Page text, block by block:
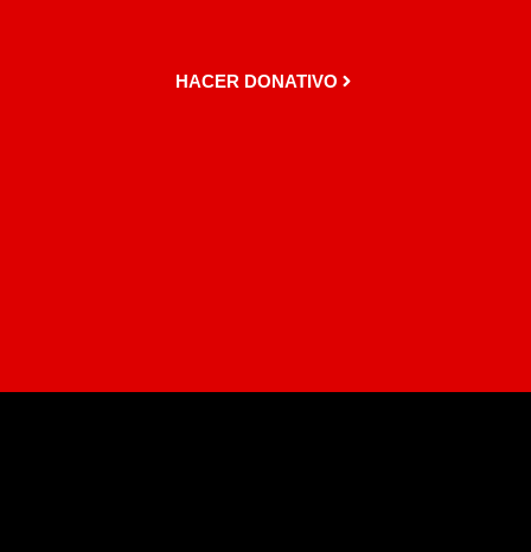
HACER DONATIVO